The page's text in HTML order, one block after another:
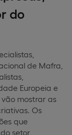
do
de Mafra,
Europeia e
mostrar as
Os
que
setor,